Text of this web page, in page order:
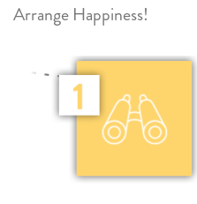
Arrange Happiness!